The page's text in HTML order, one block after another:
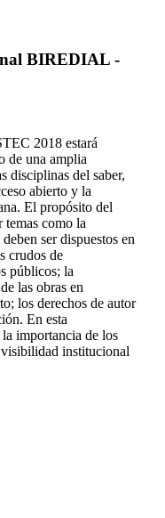
BIREDIAL -
2018 estará
de una amplia
disciplinas del saber,
abierto y la
El propósito del
temas como la
ser dispuestos en
crudos de
públicos; la
las obras en
los derechos de autor
En esta
importancia de los
institucional